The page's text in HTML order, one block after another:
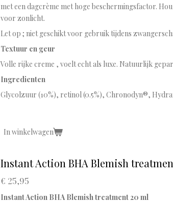
met een dagcrème met hoge beschermingsfactor.
voor zonlicht.
Let op ; niet geschikt voor gebruik tijdens
Textuur en geur
Volle rijke creme , voelt echt als luxe. Natuurlijk
Ingredienten
Glycolzuur (10%), retinol (0.5%), Chronodyn®,
In winkelwagen
Instant Action BHA Blemish
€ 25,95
Instant Action BHA Blemish treatment 20 ml